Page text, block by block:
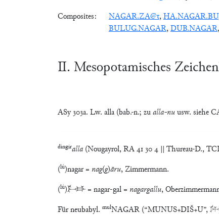
Composites:
NAGAR.ZA@t,HA.NAGAR.BU
BULUG.NAGAR,DUB.NAGAR,
Ⅱ. Mesopotamisches
ASy 303a. Lw. alla (bab.-n.; zualla-nuusw. siehe
dingiralla (Nougayrol, RA 41 30 4 || Thureau-D.,
(lú)nagar = nag(g)āru, Zimmermann.
(lú)𒉄𒃲 = nagar-gal = nagargallu,
Für neubabyl. mulNAGAR (“MUNUS+DIŠ+U”, 􀂥)